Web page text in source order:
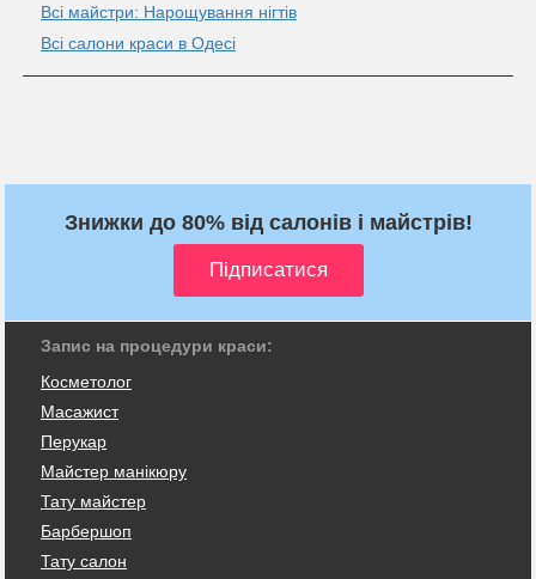
Всі майстри: Нарощування нігтів
Всі салони краси в Одесі
Знижки до 80% від салонів і майстрів!
Запис на процедури краси:
Косметолог
Масажист
Перукар
Майстер манікюру
Тату майстер
Барбершоп
Тату салон